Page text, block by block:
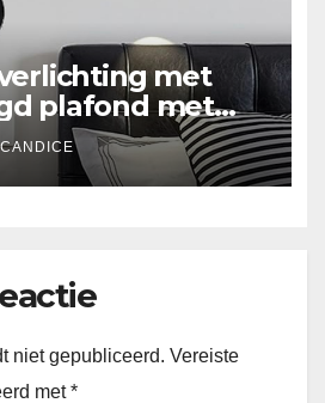
met
plafond met
ceiling light.
CANDICE
niet gepubliceerd. Vereiste
met*